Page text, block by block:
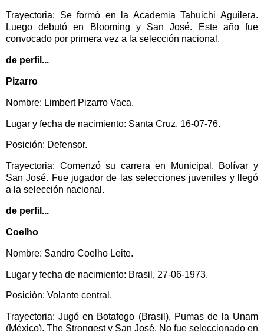
Trayectoria: Se formó en la Academia Tahuichi Aguilera.
Luego debutó en Blooming y San José. Este año fue
convocado por primera vez a la selección nacional.
de perfil...
Pizarro
Nombre: Limbert Pizarro Vaca.
Lugar y fecha de nacimiento: Santa Cruz, 16-07-76.
Posición: Defensor.
Trayectoria: Comenzó su carrera en Municipal, Bolívar y
San José. Fue jugador de las selecciones juveniles y llegó
a la selección nacional.
de perfil...
Coelho
Nombre: Sandro Coelho Leite.
Lugar y fecha de nacimiento: Brasil, 27-06-1973.
Posición: Volante central.
Trayectoria: Jugó en Botafogo (Brasil), Pumas de la Unam
(México), The Strongest y San José. No fue seleccionado en